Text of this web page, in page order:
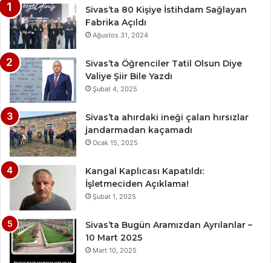
Sivas’ta 80 Kişiye İstihdam Sağlayan
Fabrika Açıldı
Ağustos 31, 2024
Sivas’ta Öğrenciler Tatil Olsun Diye
Valiye Şiir Bile Yazdı
Şubat 4, 2025
Sivas’ta ahırdaki ineği çalan hırsızlar
jandarmadan kaçamadı
Ocak 15, 2025
Kangal Kaplıcası Kapatıldı:
İşletmeciden Açıklama!
Şubat 1, 2025
Sivas’ta Bugün Aramızdan Ayrılanlar –
10 Mart 2025
Mart 10, 2025